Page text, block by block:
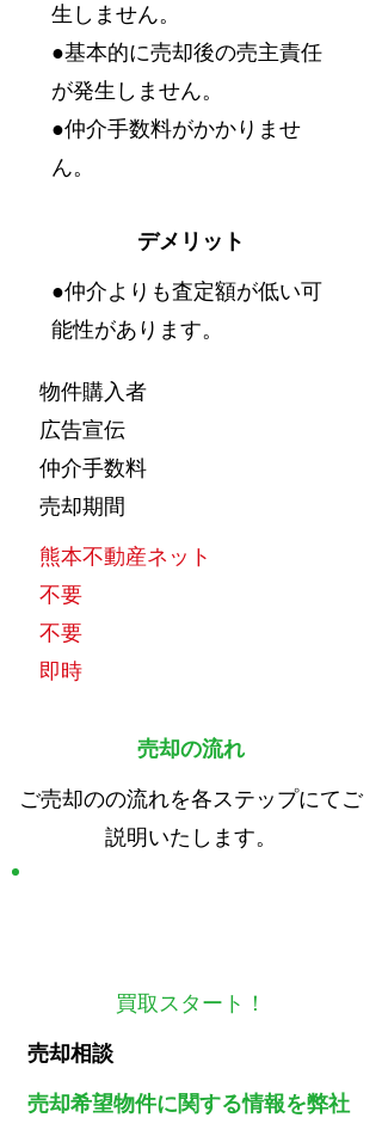
生しません。
●基本的に売却後の売主責任
が発生しません。
●仲介手数料がかかりませ
ん。
デメリット
●仲介よりも査定額が低い可
能性があります。
物件購入者
広告宣伝
仲介手数料
​売却期間
熊本不動産ネット
不要
不要
即時
売却の流れ
ご売却のの流れを各ステップにてご
説明いたします。
買取スタート！
売却相談
売却希望物件に関する情報を弊社